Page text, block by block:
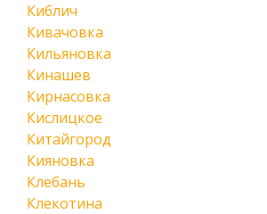
Киблич
Кивачовка
Кильяновка
Кинашев
Кирнасовка
Кислицкое
Китайгород
Кияновка
Клебань
Клекотина